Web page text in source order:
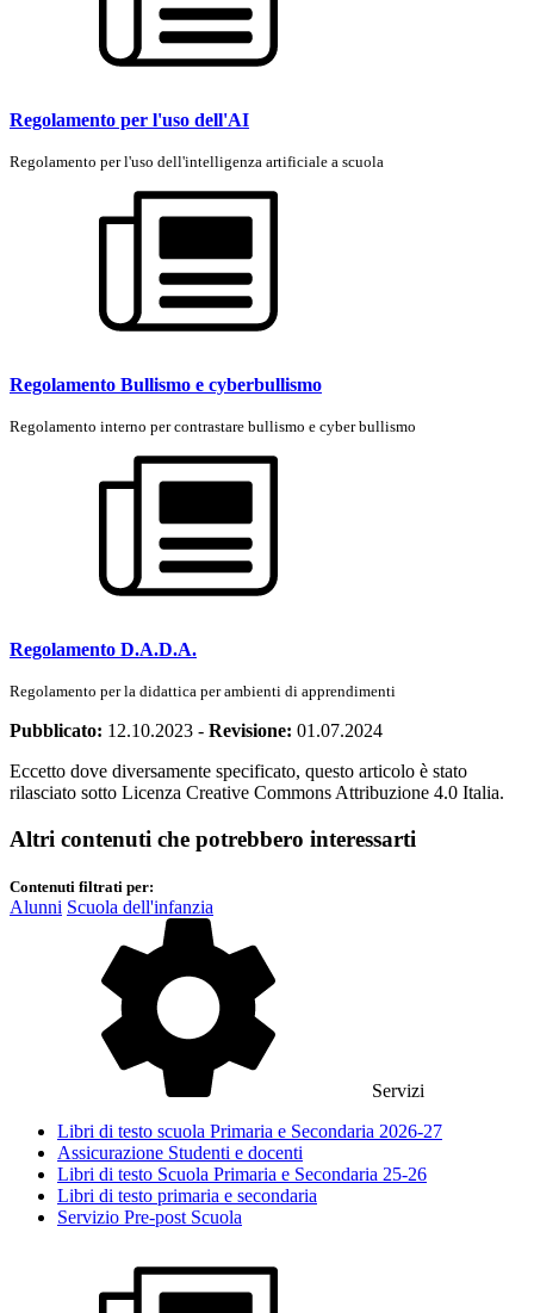
Regolamento per l'uso dell'AI
Regolamento per l'uso dell'intelligenza artificiale a scuola
Regolamento Bullismo e cyberbullismo
Regolamento interno per contrastare bullismo e cyber bullismo
Regolamento D.A.D.A.
Regolamento per la didattica per ambienti di apprendimenti
Pubblicato: 12.10.2023 - Revisione: 01.07.2024
Eccetto dove diversamente specificato, questo articolo è stato
rilasciato sotto Licenza Creative Commons Attribuzione 4.0 Italia.
Altri contenuti che potrebbero interessarti
Contenuti filtrati per:
Alunni Scuola dell'infanzia
Servizi
Libri di testo scuola Primaria e Secondaria 2026-27
Assicurazione Studenti e docenti
Libri di testo Scuola Primaria e Secondaria 25-26
Libri di testo primaria e secondaria
Servizio Pre-post Scuola